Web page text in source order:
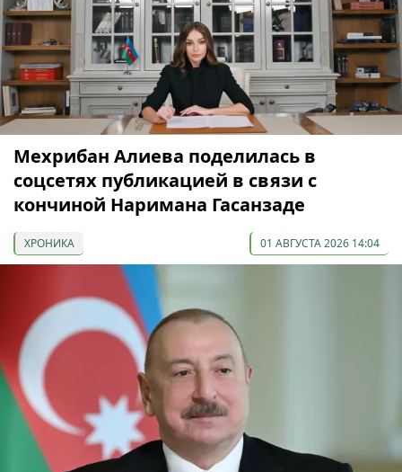
Мехрибан Алиева поделилась в
соцсетях публикацией в связи с
кончиной Наримана Гасанзаде
ХРОНИКА 01 АВГУСТА 2026 14:04